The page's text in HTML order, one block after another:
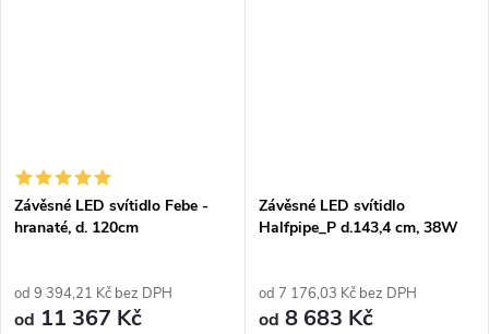
Závěsné LED svítidlo Febe -
hranaté, d. 120cm
od 9 394,21 Kč bez DPH
od 11 367 Kč
Závěsné LED svítidlo
Halfpipe_P d.143,4 cm, 38W
od 7 176,03 Kč bez DPH
od 8 683 Kč